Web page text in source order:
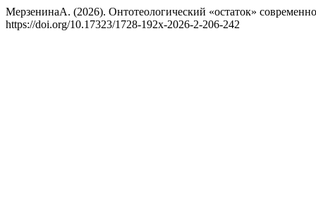
МерзенинаА. (2026). Онтотеологический «остаток»
https://doi.org/10.17323/1728-192x-2026-2-206-242